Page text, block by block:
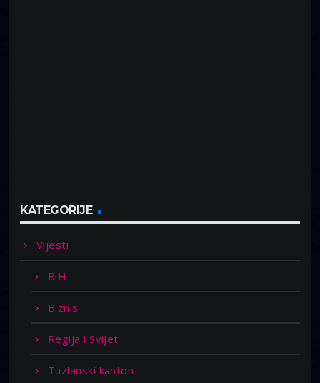
KATEGORIJE
Vijesti
BiH
Biznis
Regija i Svijet
Tuzlanski kanton